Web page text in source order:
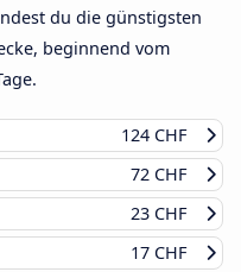
du die günstigsten
beginnend vom
124 CHF
72 CHF
23 CHF
17 CHF